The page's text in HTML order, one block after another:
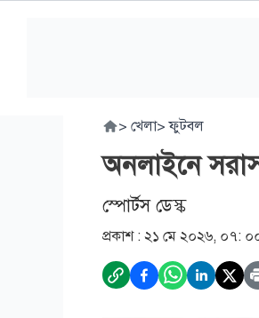
> খেলা> ফুটবল
অনলাইনে
স্পোর্টস ডেস্ক
প্রকাশ : ২১ মে ২০২৬, ০৭: